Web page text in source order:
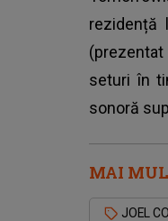
rezidență
(prezentat
seturi în
sonoră
MAI
JOEL